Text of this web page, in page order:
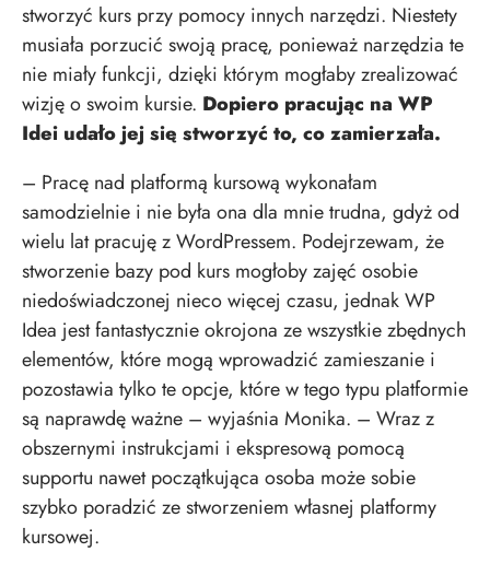
stworzyć kurs przy pomocy innych narzędzi. Niestety
musiała porzucić swoją pracę, ponieważ narzędzia te
nie miały funkcji, dzięki którym mogłaby zrealizować
wizję o swoim kursie. Dopiero pracując na WP
Idei udało jej się stworzyć to, co zamierzała.
– Pracę nad platformą kursową wykonałam
samodzielnie i nie była ona dla mnie trudna, gdyż od
wielu lat pracuję z WordPressem. Podejrzewam, że
stworzenie bazy pod kurs mogłoby zajęć osobie
niedoświadczonej nieco więcej czasu, jednak WP
Idea jest fantastycznie okrojona ze wszystkie zbędnych
elementów, które mogą wprowadzić zamieszanie i
pozostawia tylko te opcje, które w tego typu platformie
są naprawdę ważne – wyjaśnia Monika. – Wraz z
obszernymi instrukcjami i ekspresową pomocą
supportu nawet początkująca osoba może sobie
szybko poradzić ze stworzeniem własnej platformy
kursowej.